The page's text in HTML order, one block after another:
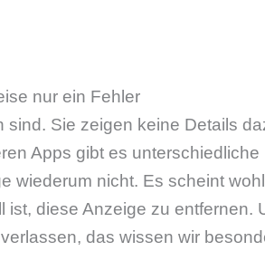
nur ein Fehler
Sie zeigen keine Details
Apps gibt es unterschiedliche
wiederum nicht. Es scheint
diese Anzeige zu entfernen.
das wissen wir